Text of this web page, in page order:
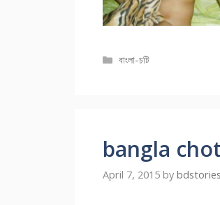
Categories
বাংলা-চটি
bangla choti
April 7, 2015 by bdstories